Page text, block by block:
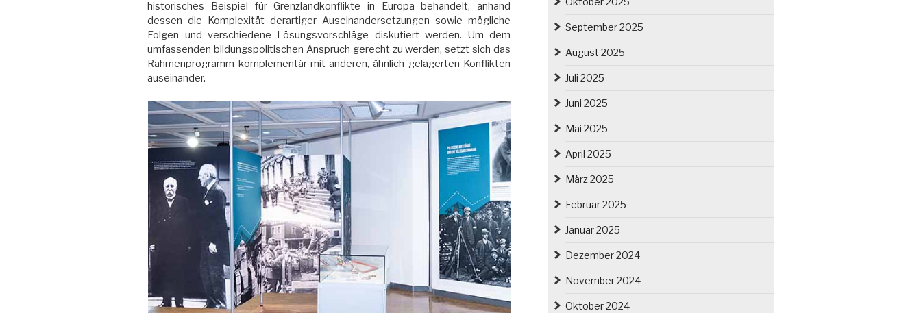
historisches Beispiel für Grenzlandkonflikte in Europa behandelt, anhand
dessen die Komplexität derartiger Auseinandersetzungen sowie mögliche
Folgen und verschiedene Lösungsvorschläge diskutiert werden. Um dem
umfassenden bildungspolitischen Anspruch gerecht zu werden, setzt sich das
Rahmenprogramm komplementär mit anderen, ähnlich gelagerten Konflikten
auseinander.
September 2025
August 2025
Juli 2025
Juni 2025
Mai 2025
April 2025
März 2025
Februar 2025
Januar 2025
Dezember 2024
November 2024
Oktober 2024